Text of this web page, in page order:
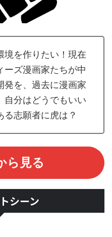
境を作りたい！現在
ーズ漫画家たちが中
発を、過去に漫画家
自分はどうでもいい
る志願者に虎は？
ら見る
シーン